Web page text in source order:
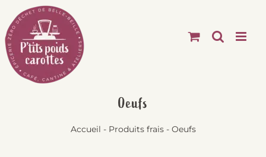
Passer
au
contenu
Oeufs
Accueil - Produits frais- Oeufs